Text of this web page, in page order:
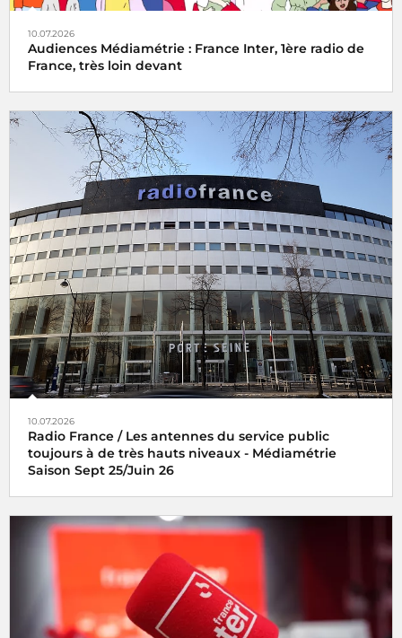
10.07.2026
Audiences Médiamétrie : France Inter, 1ère radio de
France, très loin devant
10.07.2026
Radio France / Les antennes du service public
toujours à de très hauts niveaux - Médiamétrie
Saison Sept 25/Juin 26